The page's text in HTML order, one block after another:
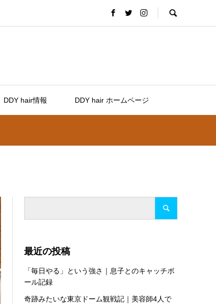
DDY hair情報 DDY hair ホームページ
最近の投稿
「毎日やる」という強さ｜息子とのキャッチボ
ール記録
奇跡みたいな東京ドーム観戦記｜美容師4人で